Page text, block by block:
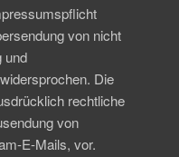
von nicht
und
Die
rechtliche
von
E-Mails, vor.